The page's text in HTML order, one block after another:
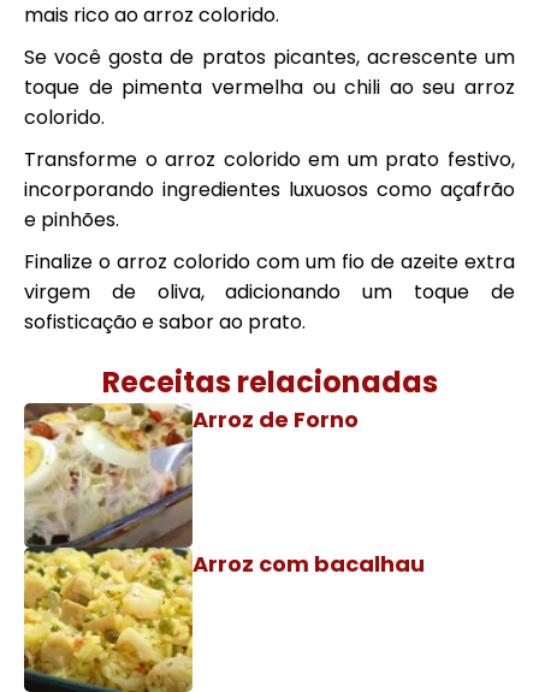
mais rico ao arroz colorido.
Se você gosta de pratos picantes, acrescente um
toque de pimenta vermelha ou chili ao seu arroz
colorido.
Transforme o arroz colorido em um prato festivo,
incorporando ingredientes luxuosos como açafrão
e pinhões.
Finalize o arroz colorido com um fio de azeite extra
virgem de oliva, adicionando um toque de
sofisticação e sabor ao prato.
Receitas relacionadas
Arroz de Forno
Arroz com bacalhau